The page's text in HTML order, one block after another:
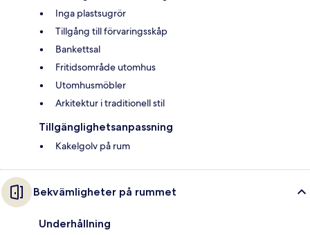
Inga plastsugrör
Tillgång till förvaringsskåp
Bankettsal
Fritidsområde utomhus
Utomhusmöbler
Arkitektur i traditionell stil
Tillgänglighetsanpassning
Kakelgolv på rum
Bekvämligheter på rummet
Underhållning